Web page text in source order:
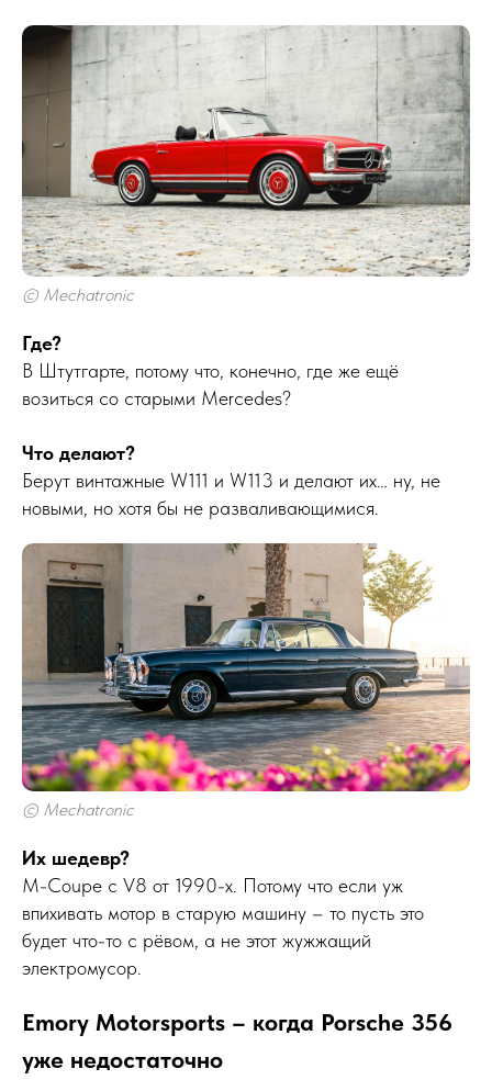
© Mechatronic
Где?
В Штутгарте, потому что, конечно, где же ещё
возиться со старыми Mercedes?
Что делают?
Берут винтажные W111 и W113 и делают их… ну, не
новыми, но хотя бы не разваливающимися.
© Mechatronic
Их шедевр?
M-Coupe с V8 от 1990-х. Потому что если уж
впихивать мотор в старую машину – то пусть это
будет что-то с рёвом, а не этот жужжащий
электромусор.
Emory Motorsports – когда Porsche 356
уже недостаточно